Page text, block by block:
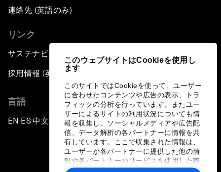
このウェブサイトはCookieを使用し
ます
このサイトではCookieを使って、ユーザー
に合わせたコンテンツや広告の表示、トラ
フィックの分析を行っています。またユー
ザーによるサイトの利用状況についても情
報を収集し、ソーシャルメディアや広告配
信、データ解析の各パートナーに情報を共
有しています。ここで収集された情報は、
ユーザーが各パートナーに提供した他の情
報や各パートナーのサービスを使用した際
に収集された情報と組み合わされ、各パー
連絡先 (英語のみ)
リンク
サステナビリティへの取り組み
採用情報 (英語のみ)
言語
EN ▪ES▪中文▪ 日本語